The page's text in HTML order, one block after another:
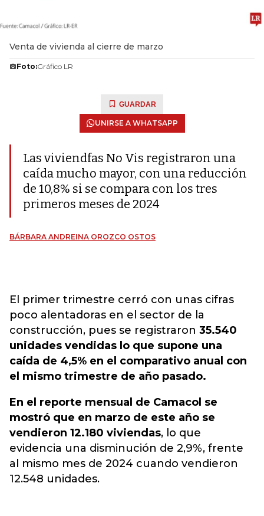
Venta de vivienda al cierre de marzo
Foto:Gráfico LR
GUARDAR
UNIRSE A WHATSAPP
Las viviendfas No Vis registraron una
caída mucho mayor, con una reducción
de 10,8% si se compara con los tres
primeros meses de 2024
BÁRBARA ANDREINA OROZCO OSTOS
El primer trimestre cerró con unas cifras
poco alentadoras en el sector de la
construcción, pues se registraron 35.540
unidades vendidas lo que supone una
caída de 4,5% en el comparativo anual con
el mismo trimestre de año pasado.
En el reporte mensual de Camacol se
mostró que en marzo de este año se
vendieron 12.180 viviendas, lo que
evidencia una disminución de 2,9%, frente
al mismo mes de 2024 cuando vendieron
12.548 unidades.